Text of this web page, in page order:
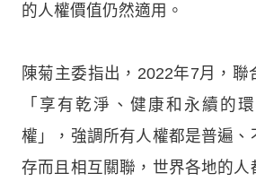
的人權價值仍然適用。
陳菊主委指出，2022年7月，聯
「享有乾淨、健康和永續的
權」，強調所有人權都是普遍、
存而且相互關聯，世界各地的人